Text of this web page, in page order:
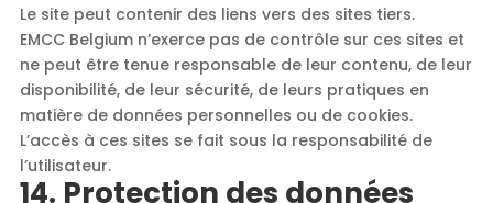
Le site peut contenir des liens vers des sites tiers.
EMCC Belgium n’exerce pas de contrôle sur ces sites et
ne peut être tenue responsable de leur contenu, de leur
disponibilité, de leur sécurité, de leurs pratiques en
matière de données personnelles ou de cookies.
L’accès à ces sites se fait sous la responsabilité de
l’utilisateur.
14. Protection des données